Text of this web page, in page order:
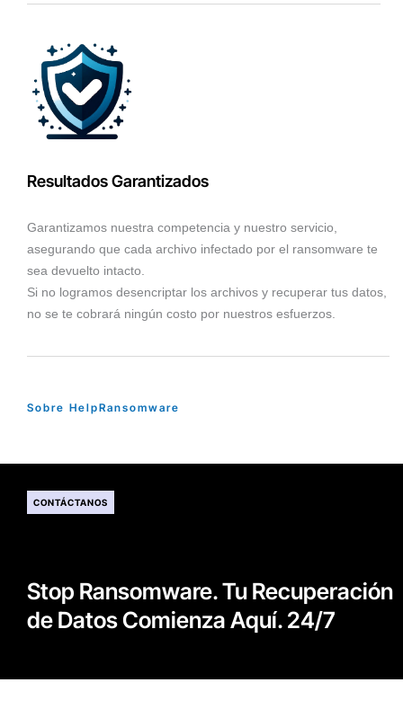
Resultados Garantizados
Garantizamos nuestra competencia y nuestro servicio,
asegurando que cada archivo infectado por el ransomware te
sea devuelto intacto.
Si no logramos desencriptar los archivos y recuperar tus datos,
no se te cobrará ningún costo por nuestros esfuerzos.
Sobre HelpRansomware
CONTÁCTANOS
Stop Ransomware. Tu Recuperación
de Datos Comienza Aquí. 24/7